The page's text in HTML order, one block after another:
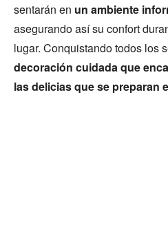
sentarán en un ambiente
asegurando así su confort
lugar. Conquistando todos los
decoración cuidada que
las delicias que se preparan